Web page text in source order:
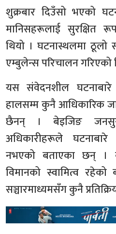
शुक्रबार दिउँसो भएको
मानिसहरूलाई सुरक्षित
थियो । घटनास्थलमा ठूलो
एम्बुलेन्स परिचालन गरिएको
यस संवेदनशील घटनाबारे
हालसम्म कुनै आधिकारिक
छैनन् । बेइजिङ
अधिकारीहरूले
नभएको बताएका छन् ।
विमानको स्वामित्व
सञ्चारमाध्यमसँग कुनै